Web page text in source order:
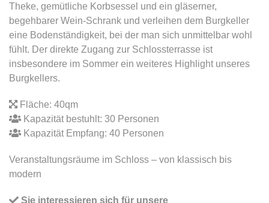
Theke, gemütliche Korbsessel und ein gläserner,
begehbarer Wein-Schrank und verleihen dem Burgkeller
eine Bodenständigkeit, bei der man sich unmittelbar wohl
fühlt. Der direkte Zugang zur Schlossterrasse ist
insbesondere im Sommer ein weiteres Highlight unseres
Burgkellers.
Fläche: 40qm
Kapazität bestuhlt: 30 Personen
Kapazität Empfang: 40 Personen
Veranstaltungsräume im Schloss – von klassisch bis
modern
Sie interessieren sich für unsere